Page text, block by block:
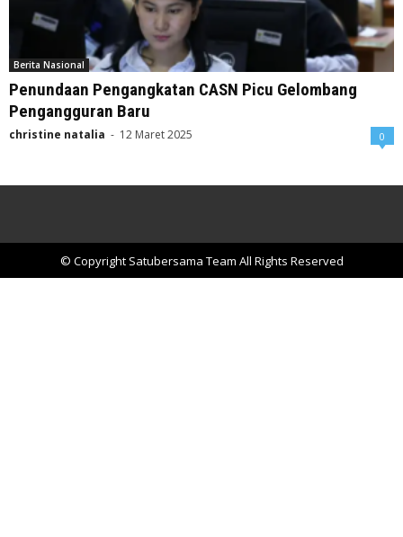
Berita Nasional
Penundaan Pengangkatan CASN Picu Gelombang
Pengangguran Baru
christine natalia - 12 Maret 2025 0
© Copyright Satubersama Team All Rights Reserved